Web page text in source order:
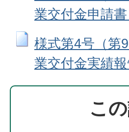
業交付金申請
様式第4号（第
業交付金実績
こ